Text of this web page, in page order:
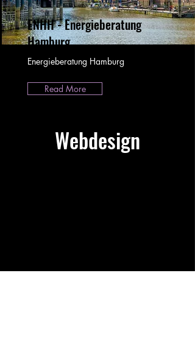
ENHH - Energieberatung
Hamburg
Energieberatung Hamburg
Read More
Webdesign